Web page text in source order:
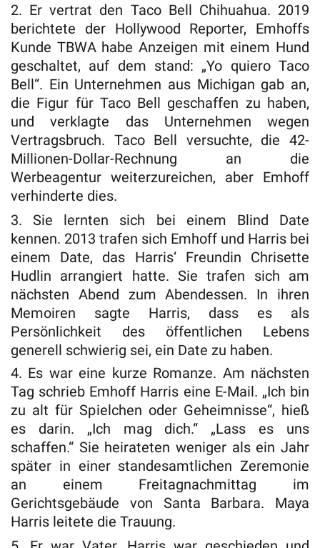
2. Er vertrat den Taco Bell Chihuahua. 2019
berichtete der Hollywood Reporter, Emhoffs
Kunde TBWA habe Anzeigen mit einem Hund
geschaltet, auf dem stand: „Yo quiero Taco
Bell“. Ein Unternehmen aus Michigan gab an,
die Figur für Taco Bell geschaffen zu haben,
und verklagte das Unternehmen wegen
Vertragsbruch. Taco Bell versuchte, die 42-
Millionen-Dollar-Rechnung an die
Werbeagentur weiterzureichen, aber Emhoff
verhinderte dies.
3. Sie lernten sich bei einem Blind Date
kennen. 2013 trafen sich Emhoff und Harris bei
einem Date, das Harris‘ Freundin Chrisette
Hudlin arrangiert hatte. Sie trafen sich am
nächsten Abend zum Abendessen. In ihren
Memoiren sagte Harris, dass es als
Persönlichkeit des öffentlichen Lebens
generell schwierig sei, ein Date zu haben.
4. Es war eine kurze Romanze. Am nächsten
Tag schrieb Emhoff Harris eine E-Mail. „Ich bin
zu alt für Spielchen oder Geheimnisse“, hieß
es darin. „Ich mag dich.“ „Lass es uns
schaffen.“ Sie heirateten weniger als ein Jahr
später in einer standesamtlichen Zeremonie
an einem Freitagnachmittag im
Gerichtsgebäude von Santa Barbara. Maya
Harris leitete die Trauung.